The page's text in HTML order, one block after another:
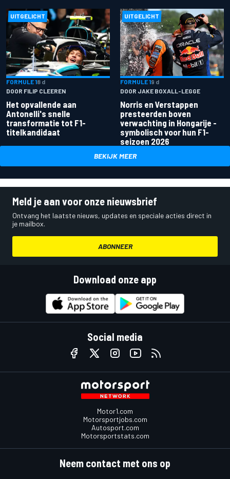
UITGELICHT
FORMULE 18 d
DOOR FILIP CLEEREN
Het opvallende aan
Antonelli's snelle
transformatie tot F1-
titelkandidaat
UITGELICHT
FORMULE 19 d
DOOR JAKE BOXALL-LEGGE
Norris en Verstappen
presteerden boven
verwachting in Hongarije -
symbolisch voor hun F1-
seizoen 2026
BEKIJK MEER
Meld je aan voor onze nieuwsbrief
Ontvang het laatste nieuws, updates en speciale acties direct in
je mailbox.
ABONNEER
Download onze app
Social media
Motor1.com
Motorsportjobs.com
Autosport.com
Motorsportstats.com
Neem contact met ons op